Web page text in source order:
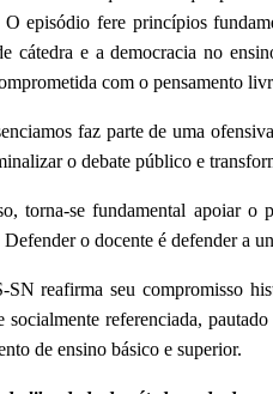
O episódio fere princípios
cátedra e a democracia no
com o pensamento
faz parte de uma
o debate público e
torna-se fundamental apoiar o
o docente é defender a
reafirma seu compromisso
socialmente referenciada,
de ensino básico e superior.